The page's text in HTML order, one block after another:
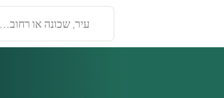
עיר, שכונה או רחוב...